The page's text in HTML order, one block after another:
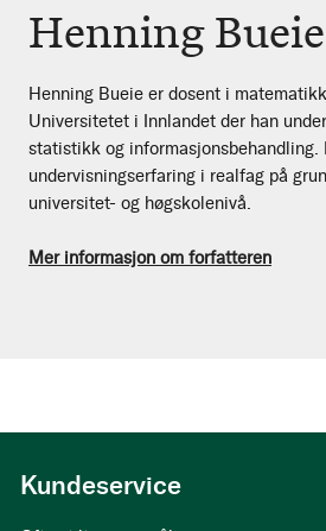
Henning Bueie
Henning Bueie er dosent i
Universitetet i Innlandet der han
statistikk og informasjonsbehandling.
undervisningserfaring i realfag på
universitet- og høgskolenivå.
Mer informasjon om forfatteren
Kundeservice